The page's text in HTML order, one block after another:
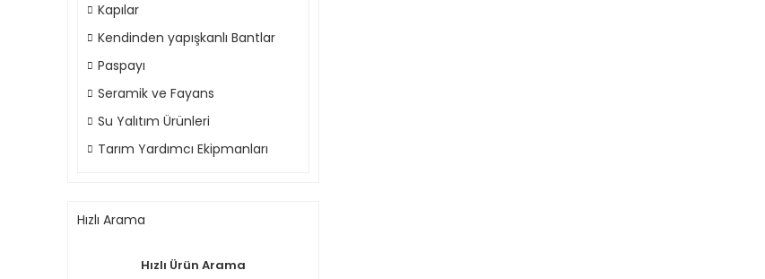
Kapılar
Kendinden yapışkanlı Bantlar
Paspayı
Seramik ve Fayans
Su Yalıtım Ürünleri
Tarım Yardımcı Ekipmanları
Hızlı Arama
Hızlı Ürün Arama